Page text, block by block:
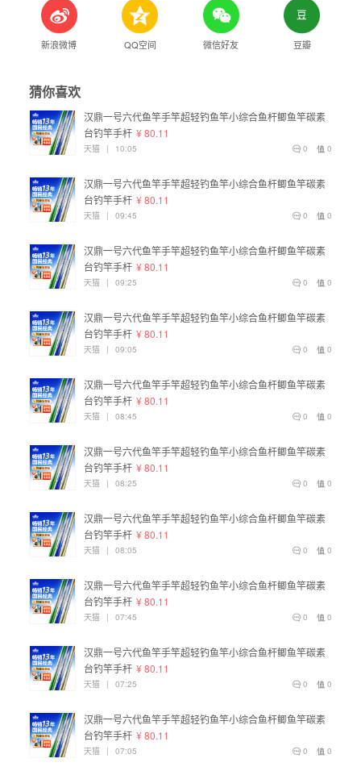
新浪微博 QQ空间 微信好友 豆瓣
猜你喜欢
汉鼎一号六代鱼竿手竿超轻钓鱼竿小综合鱼杆鲫鱼竿碳素
台钓竿手杆 ¥ 80.11
0
0
天猫 | 10:05
汉鼎一号六代鱼竿手竿超轻钓鱼竿小综合鱼杆鲫鱼竿碳素
台钓竿手杆 ¥ 80.11
0
0
天猫 | 09:45
汉鼎一号六代鱼竿手竿超轻钓鱼竿小综合鱼杆鲫鱼竿碳素
台钓竿手杆 ¥ 80.11
0
0
天猫 | 09:25
汉鼎一号六代鱼竿手竿超轻钓鱼竿小综合鱼杆鲫鱼竿碳素
台钓竿手杆 ¥ 80.11
0
0
天猫 | 09:05
汉鼎一号六代鱼竿手竿超轻钓鱼竿小综合鱼杆鲫鱼竿碳素
台钓竿手杆 ¥ 80.11
0
0
天猫 | 08:45
汉鼎一号六代鱼竿手竿超轻钓鱼竿小综合鱼杆鲫鱼竿碳素
台钓竿手杆 ¥ 80.11
0
0
天猫 | 08:25
汉鼎一号六代鱼竿手竿超轻钓鱼竿小综合鱼杆鲫鱼竿碳素
台钓竿手杆 ¥ 80.11
0
0
天猫 | 08:05
汉鼎一号六代鱼竿手竿超轻钓鱼竿小综合鱼杆鲫鱼竿碳素
台钓竿手杆 ¥ 80.11
0
0
天猫 | 07:45
汉鼎一号六代鱼竿手竿超轻钓鱼竿小综合鱼杆鲫鱼竿碳素
台钓竿手杆 ¥ 80.11
0
0
天猫 | 07:25
汉鼎一号六代鱼竿手竿超轻钓鱼竿小综合鱼杆鲫鱼竿碳素
台钓竿手杆 ¥ 80.11
0
0
天猫 | 07:05